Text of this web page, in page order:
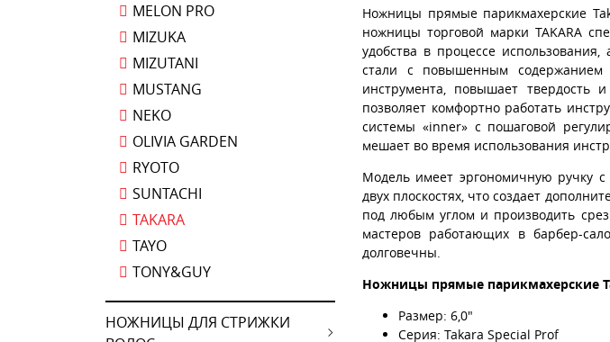
MELON PRO
MIZUKA
MIZUTANI
MUSTANG
NEKO
OLIVIA GARDEN
RYOTO
SUNTACHI
TAKARA
TAYO
TONY&GUY
НОЖНИЦЫ ДЛЯ СТРИЖКИ
Ножницы прямые парикмахерские
ножницы торговой марки TAKARA
удобства в процессе
стали с повышенным содержанием
инструмента, повышает твердость
позволяет комфортно работать
системы «inner» с пошаговой
мешает во время использования
Модель имеет эргономичную ручку
двух плоскостях, что создает
под любым углом и производить
мастеров работающих в барбер-
долговечны.
Ножницы прямые парикмахерские
Размер: 6,0"
Серия: Takara Special Prof